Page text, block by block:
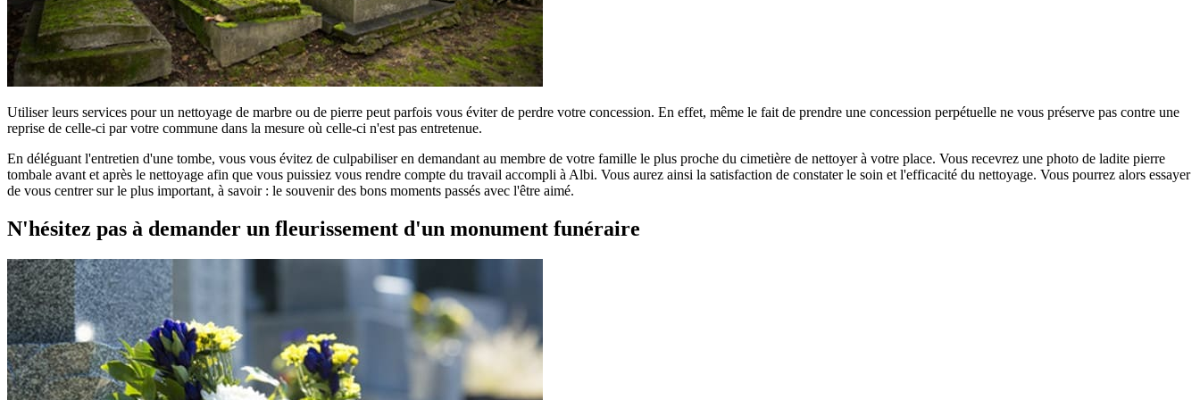
Utiliser leurs services pour un nettoyage de marbre ou de pierre peut parfois vous éviter de perdre votre concession. En effet, même le fait de prendre une concession perpétuelle ne vous préserve pas contre une
reprise de celle-ci par votre commune dans la mesure où celle-ci n'est pas entretenue.
En déléguant l'entretien d'une tombe, vous vous évitez de culpabiliser en demandant au membre de votre famille le plus proche du cimetière de nettoyer à votre place. Vous recevrez une photo de ladite pierre
tombale avant et après le nettoyage afin que vous puissiez vous rendre compte du travail accompli à Albi. Vous aurez ainsi la satisfaction de constater le soin et l'efficacité du nettoyage. Vous pourrez alors essayer
de vous centrer sur le plus important, à savoir : le souvenir des bons moments passés avec l'être aimé.
N'hésitez pas à demander un fleurissement d'un monument funéraire